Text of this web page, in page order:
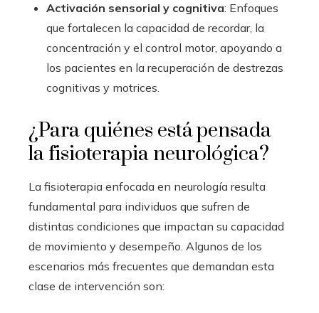
Activación sensorial y cognitiva: Enfoques
que fortalecen la capacidad de recordar, la
concentración y el control motor, apoyando a
los pacientes en la recuperación de destrezas
cognitivas y motrices.
¿Para quiénes está pensada
la fisioterapia neurológica?
La fisioterapia enfocada en neurología resulta
fundamental para individuos que sufren de
distintas condiciones que impactan su capacidad
de movimiento y desempeño. Algunos de los
escenarios más frecuentes que demandan esta
clase de intervención son: